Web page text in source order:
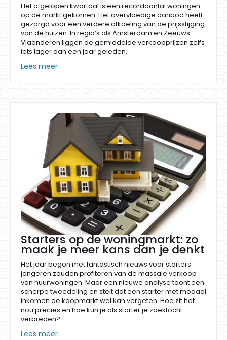
Het afgelopen kwartaal is een recordaantal woningen
op de markt gekomen. Het overvloedige aanbod heeft
gezorgd voor een verdere afkoeling van de prijsstijging
van de huizen. In regio’s als Amsterdam en Zeeuws-
Vlaanderen liggen de gemiddelde verkoopprijzen zelfs
iets lager dan een jaar geleden.
Lees meer
Starters op de woningmarkt: zo
maak je meer kans dan je denkt
Het jaar begon met fantastisch nieuws voor starters:
jongeren zouden profiteren van de massale verkoop
van huurwoningen. Maar een nieuwe analyse toont een
scherpe tweedeling en stelt dat een starter met modaal
inkomen de koopmarkt wel kan vergeten. Hoe zit het
nou precies en hoe kun je als starter je zoektocht
verbreden?
Lees meer